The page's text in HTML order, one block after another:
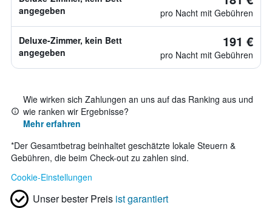
angegeben
pro Nacht mit Gebühren
Deluxe-Zimmer, kein Bett
angegeben
191 €
pro Nacht mit Gebühren
Wie wirken sich Zahlungen an uns auf das Ranking aus und
wie ranken wir Ergebnisse?
Mehr erfahren
*Der Gesamtbetrag beinhaltet geschätzte lokale Steuern &
Gebühren, die beim Check-out zu zahlen sind.
Cookie-Einstellungen
Unser bester Preis ist garantiert